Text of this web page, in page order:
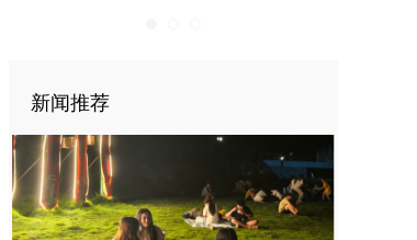
新闻推荐